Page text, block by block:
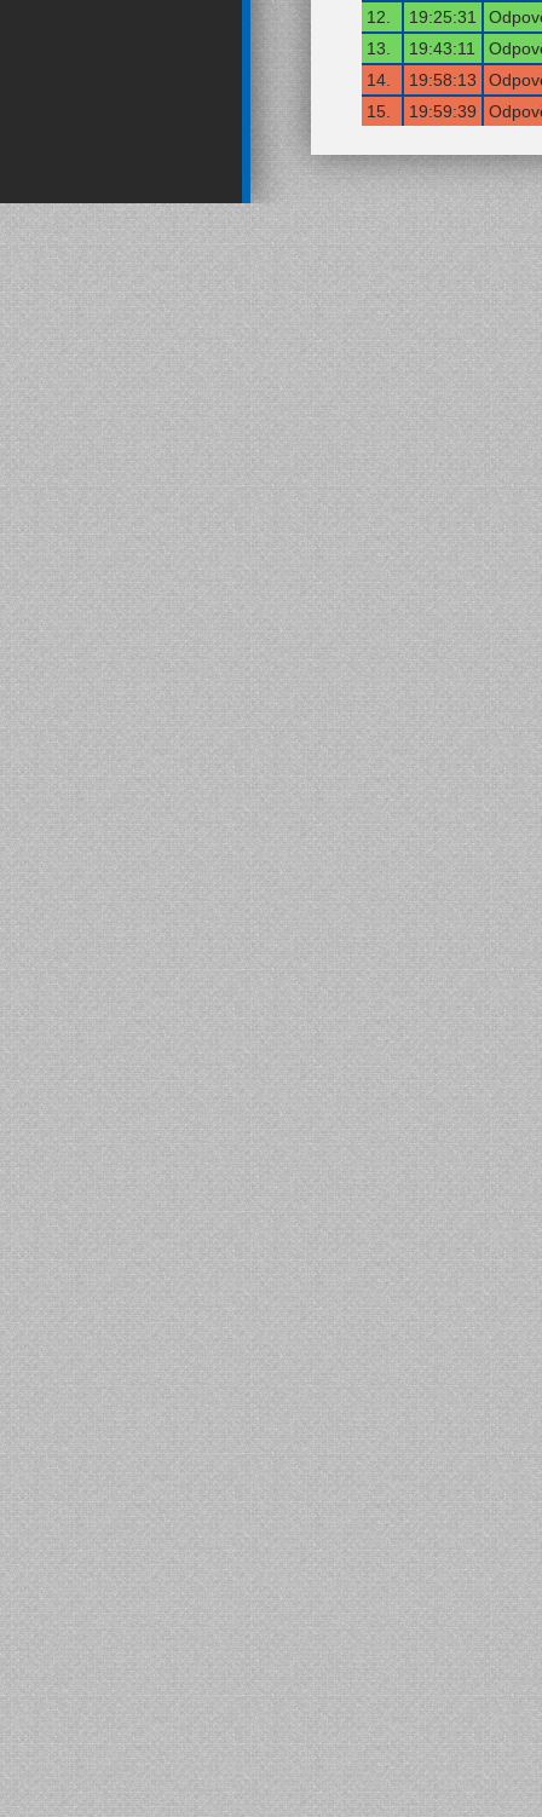
12. 19:25:31
13.
19:43:11
14.
19:58:13
15.
19:59:39